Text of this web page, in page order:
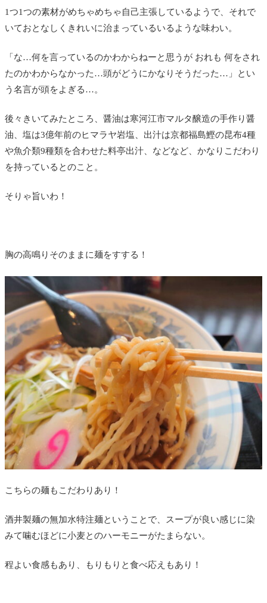
1つ1つの素材がめちゃめちゃ自己主張しているようで、それで
いておとなしくきれいに治まっているいるような味わい。
「な…何を言っているのかわからねーと思うが おれも 何をされ
たのかわからなかった…頭がどうにかなりそうだった…」とい
う名言が頭をよぎる…。
後々きいてみたところ、醤油は寒河江市マルタ醸造の手作り醤
油、塩は3億年前のヒマラヤ岩塩、出汁は京都福島鰹の昆布4種
や魚介類9種類を合わせた料亭出汁、などなど、かなりこだわり
を持っているとのこと。
そりゃ旨いわ！
胸の高鳴りそのままに麺をすする！
こちらの麺もこだわりあり！
酒井製麺の無加水特注麺ということで、スープが良い感じに染
みて噛むほどに小麦とのハーモニーがたまらない。
程よい食感もあり、もりもりと食べ応えもあり！